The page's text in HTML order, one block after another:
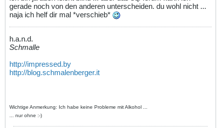
gerade noch von den anderen unterscheiden. du wohl nicht ...
naja ich helf dir mal *verschieb*
h.a.n.d.
Schmalle
http://impressed.by
http://blog.schmalenberger.it
Wichtige Anmerkung: Ich habe keine Probleme mit Alkohol ...
... nur ohne :-)